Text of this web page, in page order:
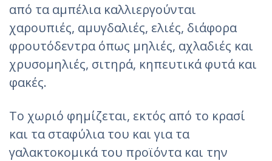
από τα αμπέλια καλλιεργούνται
χαρουπιές, αμυγδαλιές, ελιές, διάφορα
φρουτόδεντρα όπως μηλιές, αχλαδιές και
χρυσομηλιές, σιτηρά, κηπευτικά φυτά και
φακές.
Το χωριό φημίζεται, εκτός από το κρασί
και τα σταφύλια του και για τα
γαλακτοκομικά του προϊόντα και την